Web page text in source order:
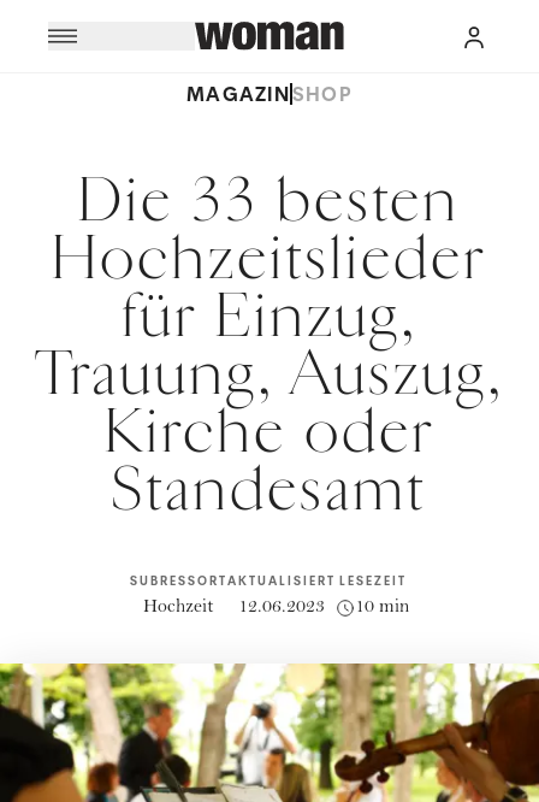
MAGAZINSHOP
Die 33 besten
Hochzeitslieder
für Einzug,
Trauung, Auszug,
Kirche oder
Standesamt
SUBRESSORT
Hochzeit
AKTUALISIERT
12.06.2023
LESEZEIT
10 min